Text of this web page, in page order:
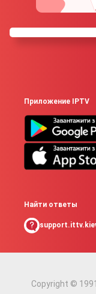
Приложение IPTV
Найти ответы
Copyright ©